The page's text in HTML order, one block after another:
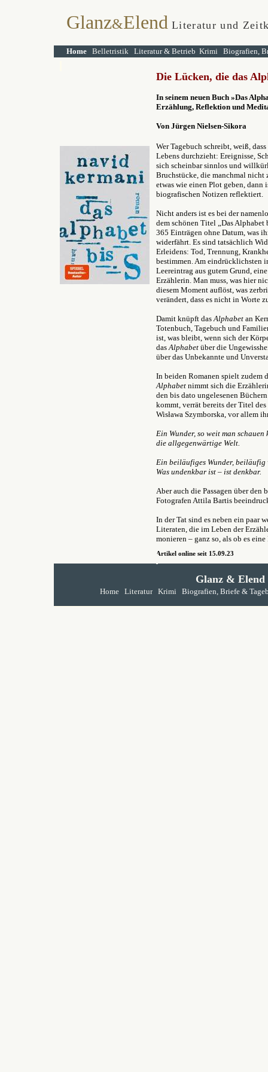
Glanz&Elend Literatur und
Home Belletristik Literatur & Betrieb Krimi Biografien,
Die Lücken, die das
In seinem neuen Buch »Das
Erzählung, Reflektion und
Von Jürgen Nielsen-Sikora
Wer Tagebuch schreibt, weiß,
Lebens durchzieht: Ereignisse,
sich scheinbar sinnlos und
Bruchstücke, die manchmal nicht
etwas wie einen Plot geben, dann
biografischen Notizen reflektiert.
Nicht anders ist es bei der
dem schönen Titel „Das
365 Einträgen ohne Datum, was
widerfährt. Es sind tatsächlich
Erleidens: Tod, Trennung,
bestimmen. Am eindrücklichsten
Leereintrag aus gutem Grund,
Erzählerin. Man muss, was hier
diesem Moment auflöst, was
verändert, dass es nicht in Worte
Damit knüpft dasAlphabet an
Totenbuch, Tagebuch und
ist, was bleibt, wenn sich der
dasAlphabet über die
über das Unbekannte und
In beiden Romanen spielt zudem
Alphabet nimmt sich die
den bis dato ungelesenen
kommt, verrät bereits der Titel
Wisława Szymborska, vor allem
Ein Wunder, so weit man schauen
die allgegenwärtige Welt.
Ein beiläufiges Wunder, beiläufig
Was undenkbar ist – ist denkbar.
Aber auch die Passagen über
Fotografen Attila Bartis
In der Tat sind es neben ein paar
Literaten, die im Leben der
monieren – ganz so, als ob es
Artikel online seit 15.09.23
Glanz & Elend
Home Literatur Krimi Biografien, Briefe &